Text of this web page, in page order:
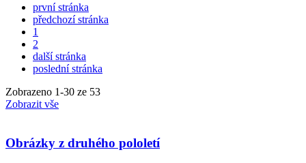
první stránka
předchozí stránka
1
2
další stránka
poslední stránka
Zobrazeno 1-30 ze 53
Zobrazit vše
Obrázky z druhého pololetí